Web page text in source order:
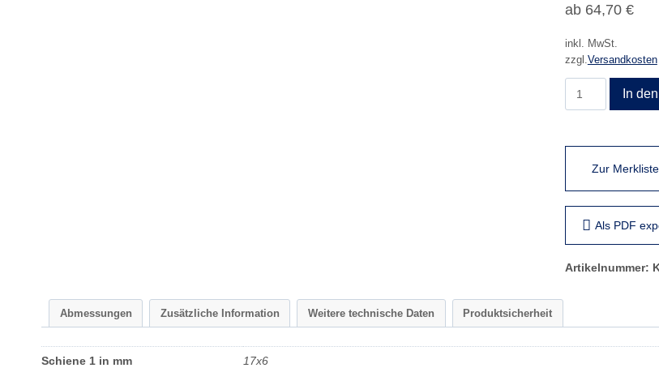
ab 64,70 €
inkl. MwSt.
zzgl.Versandkosten
In
Zur
Als PDF
Artikelnummer:
Abmessungen Zusätzliche Information Weitere technische Daten Produktsicherheit
Schiene 1 in mm 17x6